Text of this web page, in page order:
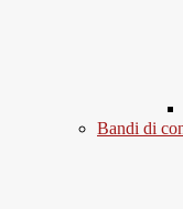
Bandi di